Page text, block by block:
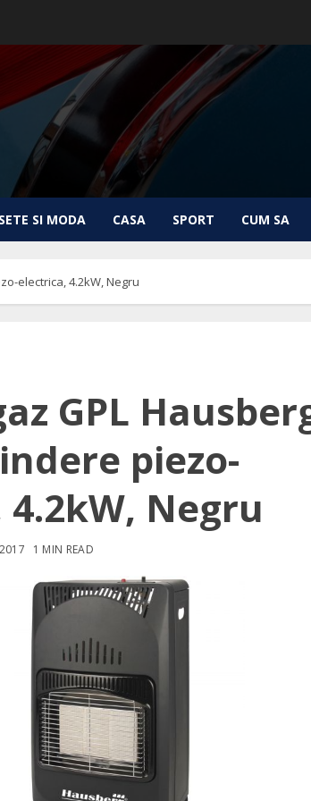
SI MODA CASA SPORT CUM SA
electrica, 4.2kW, Negru
GPL
piezo-
Negru
1 MIN READ